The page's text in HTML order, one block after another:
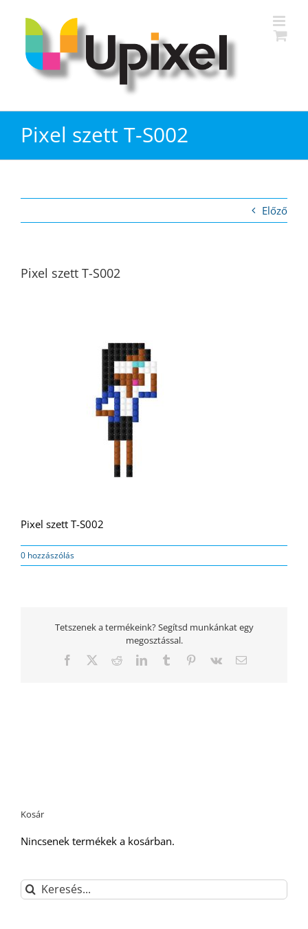
Pixel szett T-S002
Előző
Pixel szett T-S002
Pixel szett T-S002
0 hozzászólás
Tetszenek a termékeink? Segítsd munkánkat egy
megosztással.
Facebook
TwitterRedditLinkedInTumblr Pinterest
Vk Email:
Kosár
Nincsenek termékek a kosárban.
Keresés...